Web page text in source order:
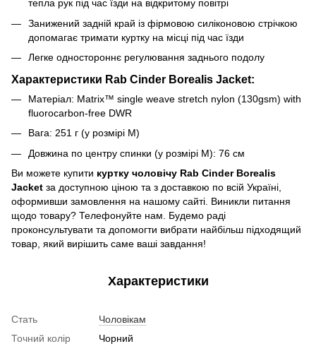
тепла рук під час їзди на відкритому повітрі
Занижений задній край із фірмовою силіконовою стрічкою
допомагає тримати куртку на місці під час їзди
Легке одностороннє регулювання заднього подолу
Характеристики Rab Cinder Borealis Jacket:
Матеріал: Matrix™ single weave stretch nylon (130gsm) with
fluorocarbon-free DWR
Вага: 251 г (у розмірі M)
Довжина по центру спинки (у розмірі M): 76 см
Ви можете купити куртку чоловічу Rab Cinder Borealis
Jacket за доступною ціною та з доставкою по всій Україні,
оформивши замовлення на нашому сайті. Виникли питання
щодо товару? Телефонуйте нам. Будемо раді
проконсультувати та допомогти вибрати найбільш підходящий
товар, який вирішить саме ваші завдання!
Характеристики
Стать
Чоловікам
Точний колір
Чорний